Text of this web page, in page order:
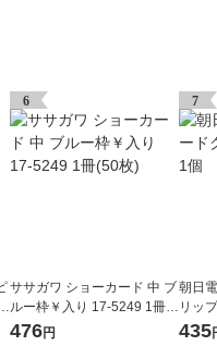
6
ササガワ ショーカード 中 ブ
ルー枠￥入り 17-5249 1冊(5
0枚)
476円
7
朝日
リッ
435